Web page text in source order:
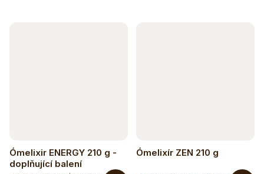
Ómelixir ENERGY 210 g -
doplňující balení
Ómelixír ZEN 210 g